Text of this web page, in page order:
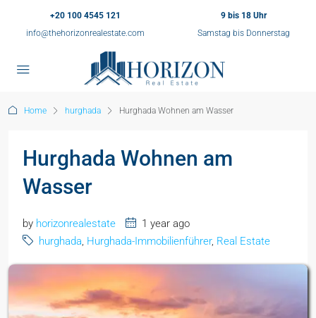
+20 100 4545 121
info@thehorizonrealestate.com
9 bis 18 Uhr
Samstag bis Donnerstag
Home hurghada Hurghada Wohnen am Wasser
Hurghada Wohnen am
Wasser
by horizonrealestate
1 year ago
hurghada, Hurghada-Immobilienführer, Real Estate